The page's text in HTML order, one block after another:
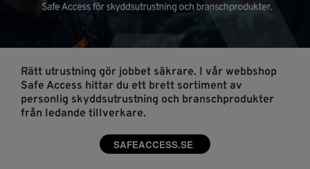
Rätt utrustning gör jobbet säkrare. I vår webbshop
Safe Access hittar du ett brett sortiment av
personlig skyddsutrustning och branschprodukter
från ledande tillverkare.
SAFEACCESS.SE